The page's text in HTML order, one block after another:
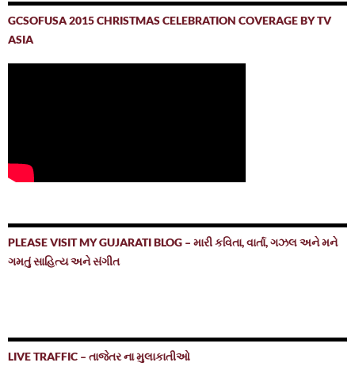
GCSOFUSA 2015 CHRISTMAS CELEBRATION COVERAGE BY TV
ASIA
PLEASE VISIT MY GUJARATI BLOG – મારી કવિતા, વાર્તા, ગઝલ અને મને
ગમતું સાહિત્ય અને સંગીત
LIVE TRAFFIC – તાજેતર ના મુલાકાતીઓ